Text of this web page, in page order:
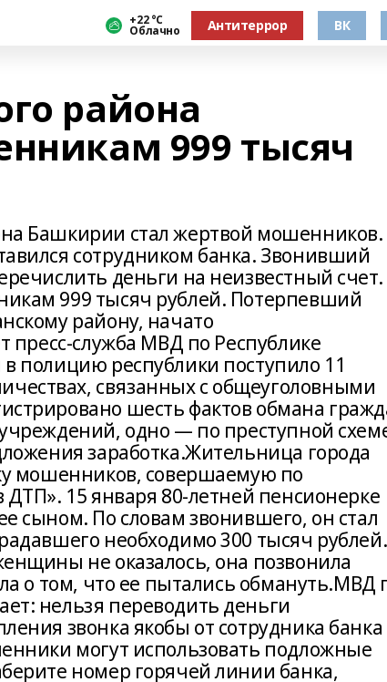
+22 °С
Облачно Антитеррор ВК
района
999 тысяч
Башкирии стал жертвой мошенников.
сотрудником банка. Звонивший
деньги на неизвестный счет.
999 тысяч рублей. Потерпевший
району, начато
пресс-служба МВД по Республике
полицию республики поступило 11
связанных с общеуголовными
шесть фактов обмана
одно — по преступной
заработка.Жительница города
мошенников, совершаемую по
15 января 80-летней пенсионерке
сыном. По словам звонившего, он стал
необходимо 300 тысяч рублей.
не оказалось, она позвонила
о том, что ее пытались обмануть.МВД
нельзя переводить деньги
звонка якобы от сотрудника банка
могут использовать подложные
номер горячей линии банка,